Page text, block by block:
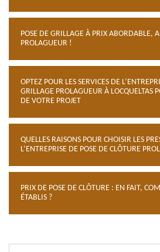
POSE DE GRILLAGE À PRIX ABORDABLE,
PROLAGUEUR !
OPTEZ POUR LES SERVICES DE
GRILLAGE PROLAGUEUR À LOCQUELTAS
DE VOTRE PROJET
QUELLES RAISONS POUR CHOISIR LES
L’ENTREPRISE DE POSE DE CLÔTURE
PRIX DE POSE DE CLÔTURE : EN FAIT,
ÉTABLIS ?